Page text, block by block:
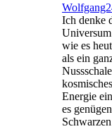
Ich denke
wie es
als ein
Energie
es